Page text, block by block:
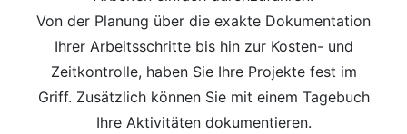
Von der Planung über die exakte Dokumentation
Ihrer Arbeitsschritte bis hin zur Kosten- und
Zeitkontrolle, haben Sie Ihre Projekte fest im
Griff. Zusätzlich können Sie mit einem Tagebuch
Ihre Aktivitäten dokumentieren.